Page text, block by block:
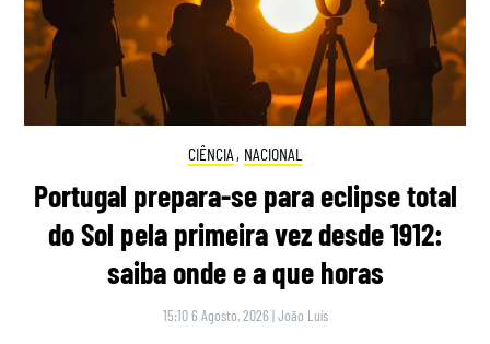
CIÊNCIA , NACIONAL
Portugal prepara-se para eclipse total
do Sol pela primeira vez desde 1912:
saiba onde e a que horas
15:10 6 Agosto, 2026 |João Luís